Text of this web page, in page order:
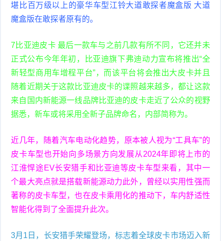
堪比百万级以上的豪华车型江铃大道敢探者魔盒版 大道
魔盒版在敢探者原有的。
7比亚迪皮卡 最后一款车与之前几款有所不同，它还并未
正式公布今年年初，比亚迪旗下弗迪动力宣布将推出“全
新轻型商用车增程平台”，而该平台将会推出大皮卡并且
随着近期关于这款比亚迪皮卡的谍照越来越多，都让这款
来自国内新能源一线品牌比亚迪的皮卡走近了公众的视野
据悉，新车或将采用全新子品牌命名，内部简称为。
近几年，随着汽车电动化趋势，原本被人视为“工具车”的
皮卡车型也开始向多场景方向发展从2024年即将上市的
江淮悍途EV长安猎手和比亚迪等皮卡车型来看，其中一
个最大亮点就是搭载新能源动力此外，曾经以实用性强而
著称的皮卡车型，也在皮卡乘用化的推动下，车内舒适性
智能化得到了全面提升此次。
3月1日，长安猎手荣耀登场，标志着全球皮卡市场迈入新